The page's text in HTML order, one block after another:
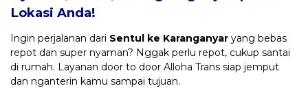
Lokasi Anda!
Ingin perjalanan dari Sentul ke Karanganyar yang bebas
repot dan super nyaman? Nggak perlu repot, cukup santai
di rumah. Layanan door to door Alloha Trans siap jemput
dan nganterin kamu sampai tujuan.